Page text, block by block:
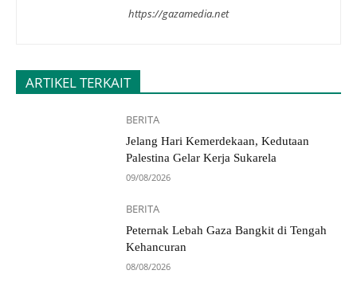
https://gazamedia.net
ARTIKEL TERKAIT
BERITA
Jelang Hari Kemerdekaan, Kedutaan
Palestina Gelar Kerja Sukarela
09/08/2026
BERITA
Peternak Lebah Gaza Bangkit di Tengah
Kehancuran
08/08/2026